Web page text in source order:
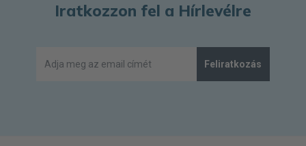
Iratkozzon fel a Hírlevélre
Feliratkozás